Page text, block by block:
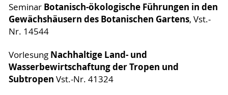
Seminar Botanisch-ökologische Führungen in den
Gewächshäusern des Botanischen Gartens, Vst.-
Nr. 14544
Vorlesung Nachhaltige Land- und
Wasserbewirtschaftung der Tropen und
Subtropen Vst.-Nr. 41324